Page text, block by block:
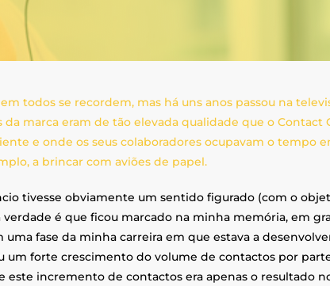
todos se recordem, mas há uns anos passou na
da marca eram de tão elevada qualidade que o
e onde os seus colaboradores ocupavam o tempo
a brincar com aviões de papel.
tivesse obviamente um sentido figurado (com o
verdade é que ficou marcado na minha memória, em
fase da minha carreira em que estava a
um forte crescimento do volume de contactos por
este incremento de contactos era apenas o resultado